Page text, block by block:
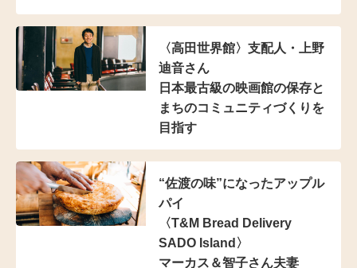
〈高田世界館〉 支配人・上野
迪音さん
日本最古級の映画館の保存と
まちのコミュニティづくり を
目指す
“佐渡の味”になったアップル
パイ
〈T&M Bread Delivery
SADO Island〉
マーカス＆智子さん夫妻